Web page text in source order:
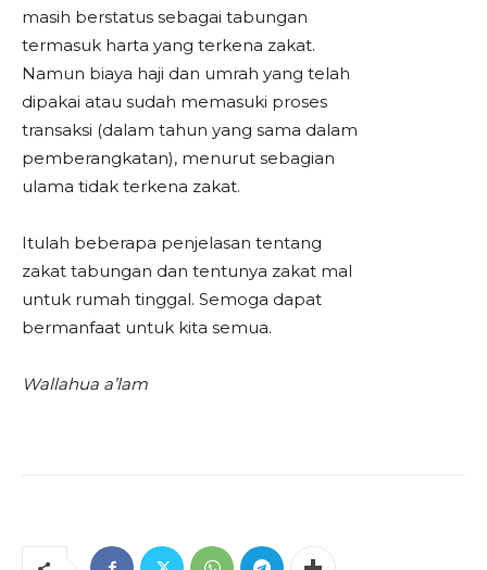
masih berstatus sebagai tabungan
termasuk harta yang terkena zakat.
Namun biaya haji dan umrah yang telah
dipakai atau sudah memasuki proses
transaksi (dalam tahun yang sama dalam
pemberangkatan), menurut sebagian
ulama tidak terkena zakat.
Itulah beberapa penjelasan tentang
zakat tabungan dan tentunya zakat mal
untuk rumah tinggal. Semoga dapat
bermanfaat untuk kita semua.
Wallahua a’lam